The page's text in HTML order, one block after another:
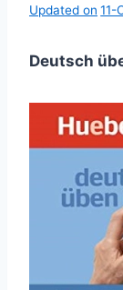
Updated on 11-
Deutsch